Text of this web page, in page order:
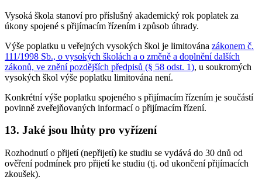
Vysoká škola stanoví pro příslušný akademický rok poplatek za
úkony spojené s přijímacím řízením i způsob úhrady.
Výše poplatku u veřejných vysokých škol je limitována zákonem č.
111/1998 Sb., o vysokých školách a o změně a doplnění dalších
zákonů, ve znění pozdějších předpisů (§ 58 odst. 1), u soukromých
vysokých škol výše poplatku limitována není.
Konkrétní výše poplatku spojeného s přijímacím řízením je součástí
povinně zveřejňovaných informací o přijímacím řízení.
13. Jaké jsou lhůty pro vyřízení
Rozhodnutí o přijetí (nepřijetí) ke studiu se vydává do 30 dnů od
ověření podmínek pro přijetí ke studiu (tj. od ukončení přijímacích
zkoušek).